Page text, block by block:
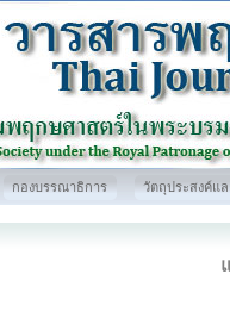
กองบรรณาธิการ วัตถุประสงค์แ